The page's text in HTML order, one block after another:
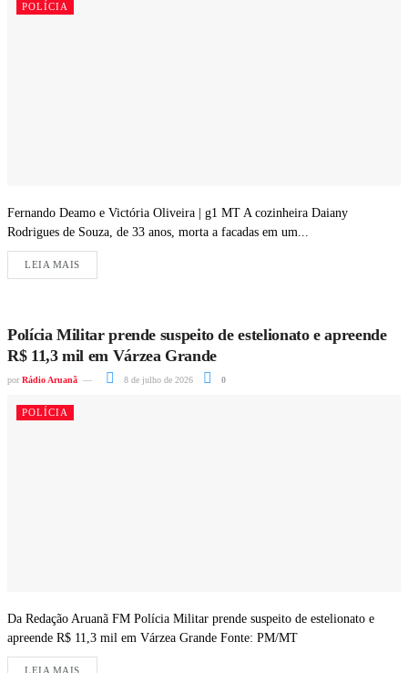
POLÍCIA
Fernando Deamo e Victória Oliveira | g1 MT A cozinheira Daiany
Rodrigues de Souza, de 33 anos, morta a facadas em um...
LEIA MAIS
Polícia Militar prende suspeito de estelionato e apreende
R$ 11,3 mil em Várzea Grande
por Rádio Aruanã 8 de julho de 2026 0
POLÍCIA
Da Redação Aruanã FM Polícia Militar prende suspeito de estelionato e
apreende R$ 11,3 mil em Várzea Grande Fonte: PM/MT
LEIA MAIS